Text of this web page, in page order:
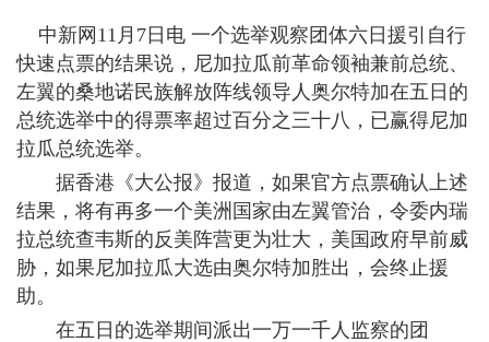
中新网11月7日电 一个选举观察团体六日援引自行
快速点票的结果说，尼加拉瓜前革命领袖兼前总统、
左翼的桑地诺民族解放阵线领导人奥尔特加在五日的
总统选举中的得票率超过百分之三十八，已赢得尼加
拉瓜总统选举。
据香港《大公报》报道，如果官方点票确认上述
结果，将有再多一个美洲国家由左翼管治，令委内瑞
拉总统查韦斯的反美阵营更为壮大，美国政府早前威
胁，如果尼加拉瓜大选由奥尔特加胜出，会终止援
助。
在五日的选举期间派出一万一千人监察的团